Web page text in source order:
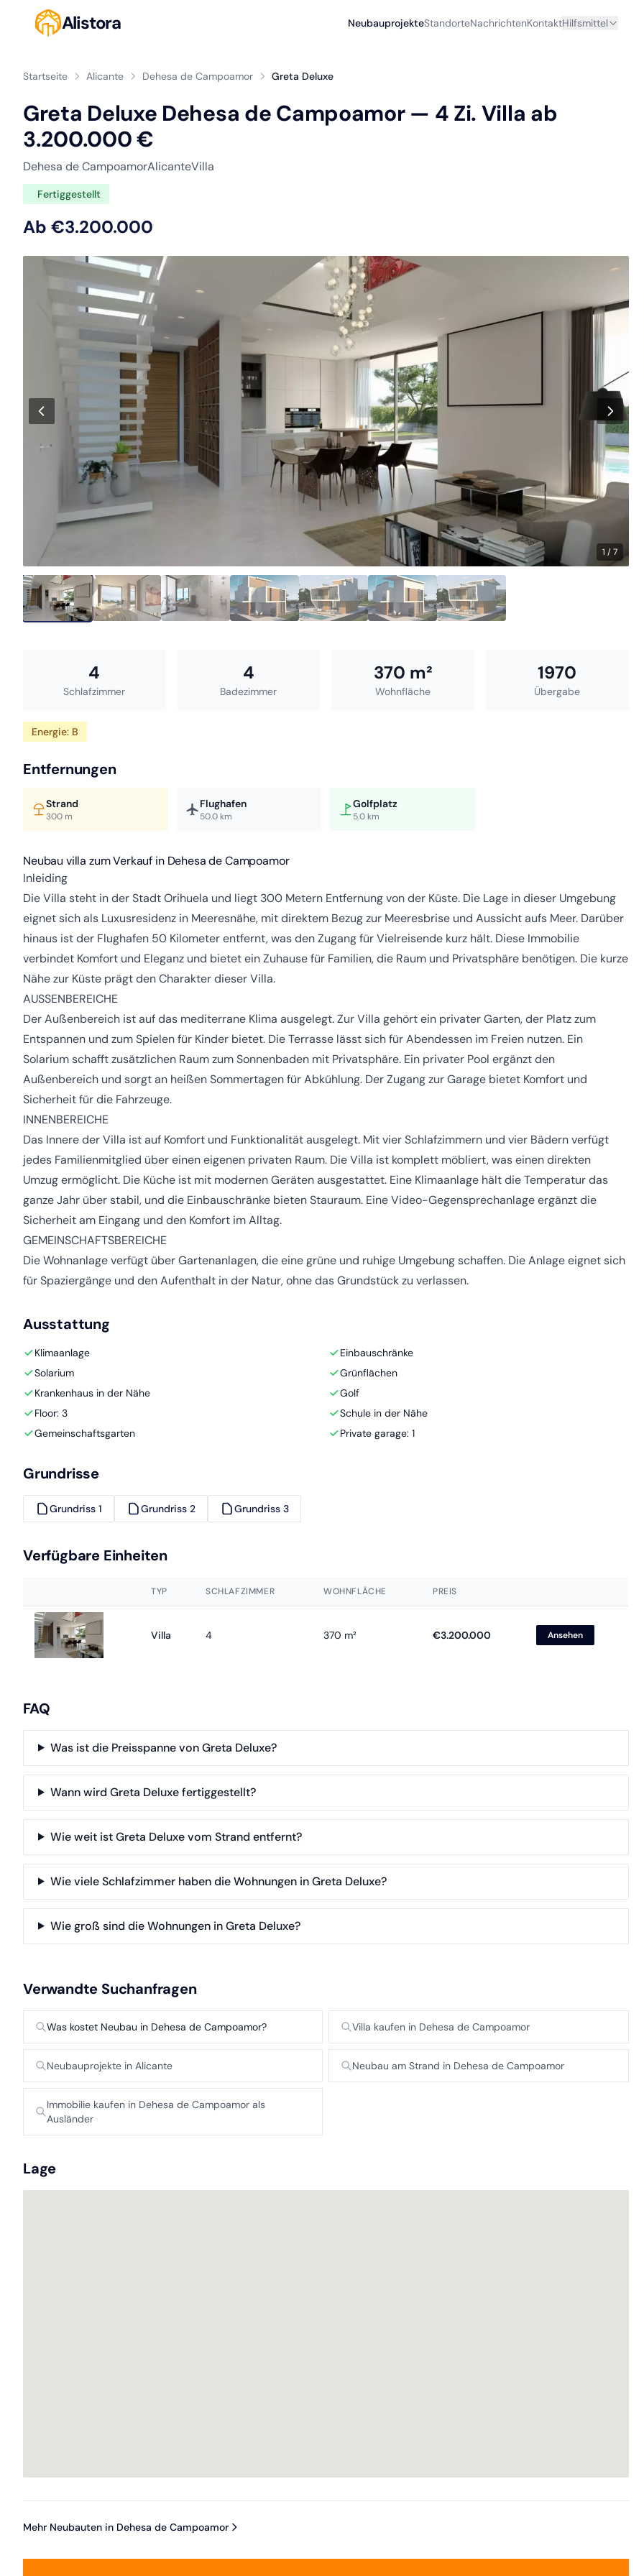
Alistora NeubauprojekteStandorteNachrichtenKontaktHilfsmittel
Startseite Alicante Dehesa de Campoamor Greta Deluxe
Greta Deluxe Dehesa de Campoamor — 4 Zi. Villa ab
3.200.000 €
Dehesa de CampoamorAlicanteVilla
Fertiggestellt
Ab €3.200.000
1 / 7
4
Schlafzimmer
4
Badezimmer
370 m²
Wohnfläche
1970
Übergabe
Energie: B
Entfernungen
Strand
300 m
Flughafen
50.0 km
Golfplatz
5.0 km
Neubau villa zum Verkauf in Dehesa de Campoamor
Inleiding
Die Villa steht in der Stadt Orihuela und liegt 300 Metern Entfernung von der Küste. Die Lage in dieser Umgebung
eignet sich als Luxusresidenz in Meeresnähe, mit direktem Bezug zur Meeresbrise und Aussicht aufs Meer. Darüber
hinaus ist der Flughafen 50 Kilometer entfernt, was den Zugang für Vielreisende kurz hält. Diese Immobilie
verbindet Komfort und Eleganz und bietet ein Zuhause für Familien, die Raum und Privatsphäre benötigen. Die kurze
Nähe zur Küste prägt den Charakter dieser Villa.
AUSSENBEREICHE
Der Außenbereich ist auf das mediterrane Klima ausgelegt. Zur Villa gehört ein privater Garten, der Platz zum
Entspannen und zum Spielen für Kinder bietet. Die Terrasse lässt sich für Abendessen im Freien nutzen. Ein
Solarium schafft zusätzlichen Raum zum Sonnenbaden mit Privatsphäre. Ein privater Pool ergänzt den
Außenbereich und sorgt an heißen Sommertagen für Abkühlung. Der Zugang zur Garage bietet Komfort und
Sicherheit für die Fahrzeuge.
INNENBEREICHE
Das Innere der Villa ist auf Komfort und Funktionalität ausgelegt. Mit vier Schlafzimmern und vier Bädern verfügt
jedes Familienmitglied über einen eigenen privaten Raum. Die Villa ist komplett möbliert, was einen direkten
Umzug ermöglicht. Die Küche ist mit modernen Geräten ausgestattet. Eine Klimaanlage hält die Temperatur das
ganze Jahr über stabil, und die Einbauschränke bieten Stauraum. Eine Video-Gegensprechanlage ergänzt die
Sicherheit am Eingang und den Komfort im Alltag.
GEMEINSCHAFTSBEREICHE
Die Wohnanlage verfügt über Gartenanlagen, die eine grüne und ruhige Umgebung schaffen. Die Anlage eignet sich
für Spaziergänge und den Aufenthalt in der Natur, ohne das Grundstück zu verlassen.
Ausstattung
Klimaanlage
Einbauschränke
Solarium
Grünflächen
Krankenhaus in der Nähe
Golf
Floor: 3
Schule in der Nähe
Gemeinschaftsgarten
Private garage: 1
Grundrisse
Grundriss 1 Grundriss 2 Grundriss 3
Verfügbare Einheiten
TYP SCHLAFZIMMER WOHNFLÄCHE PREIS
Villa 4 370 m² €3.200.000 Ansehen
FAQ
Was ist die Preisspanne von Greta Deluxe?
Wann wird Greta Deluxe fertiggestellt?
Wie weit ist Greta Deluxe vom Strand entfernt?
Wie viele Schlafzimmer haben die Wohnungen in Greta Deluxe?
Wie groß sind die Wohnungen in Greta Deluxe?
Verwandte Suchanfragen
Was kostet Neubau in Dehesa de Campoamor? Villa kaufen in Dehesa de Campoamor
Neubauprojekte in Alicante Neubau am Strand in Dehesa de Campoamor
Immobilie kaufen in Dehesa de Campoamor als
Ausländer
Lage
Mehr Neubauten in Dehesa de Campoamor